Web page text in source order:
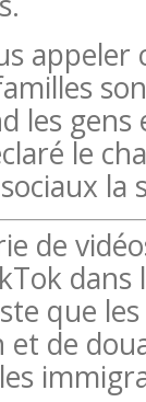
les
le
la
de
dans
que les
de